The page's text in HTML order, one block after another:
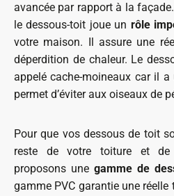
avancée par rapport à la
le dessous-toit joue un rôle
votre maison. Il assure une
déperdition de chaleur. Le
appelé cache-moineaux car il
permet d’éviter aux oiseaux de
Pour que vos dessous de toit
reste de votre toiture et
proposons unegamme de
gamme PVC garantie une